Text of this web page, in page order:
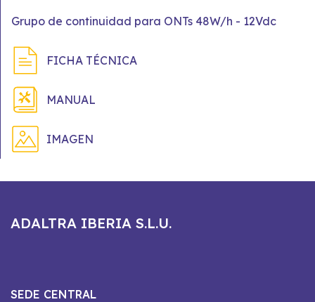
Grupo de continuidad para ONTs 48W/h - 12Vdc
FICHA TÉCNICA
MANUAL
IMAGEN
ADALTRA IBERIA S.L.U.
SEDE CENTRAL